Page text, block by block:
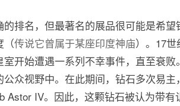
的排名，但最著名的展品很可能是希
（传说它曾属于某座印度神庙）。17
室开始遭遇一系列不幸事件，直至衰
公众视野中。在此期间，钻石多次易
Astor IV。因此，这颗钻石被认为带